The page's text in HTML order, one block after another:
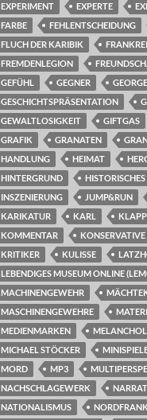
EXPERIMENT
EXPERTE
FARBE
FEHLENTSCHEIDUNG
FLUCH DER KARIBIK
FREMDENLEGION
GEFÜHL
GEGNER GEORGE
GESCHICHTSPRÄSENTATION
GEWALTLOSIGKEIT
GIFTGAS
GRAFIK
GRANATEN
HANDLUNG
HEIMAT
HINTERGRUND
HISTORISCHES
INSZENIERUNG
JUMP&RUN
KARIKATUR
KARL
KOMMENTAR
KONSERVATIVE
KRITIKER
KULISSE
LEBENDIGES MUSEUM ONLINE
MACHINENGEWEHR
MASCHINENGEWEHRE
MEDIENMARKEN
MICHAEL STÖCKER
MORD
MP3
NACHSCHLAGEWERK
NATIONALISMUS